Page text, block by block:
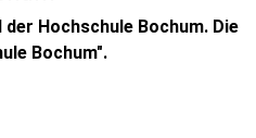
Hochschule Bochum. Die
Bochum".